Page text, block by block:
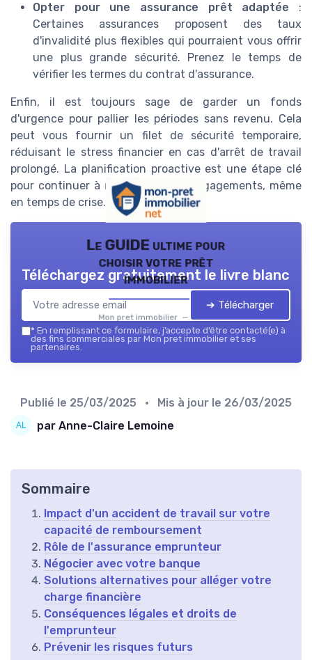
Opter pour une assurance prêt adaptée :
Certaines assurances proposent des taux
d'invalidité plus flexibles qui pourraient vous offrir
une plus grande sécurité. Prenez le temps de
vérifier les termes du contrat d'assurance.
Enfin, il est toujours sage de garder un fonds
d'urgence pour pallier les périodes sans revenu. Cela
peut vous fournir un filet de sécurité temporaire,
réduisant le stress financier en cas d'arrêt de travail
prolongé. La planification proactive est une étape clé
pour continuer à répondre à vos engagements, même
en temps de crise.
Le GUIDE ultime pour
choisir votre prêt
immobilier
Mon pret immobilier — 2026
Téléchargez gratuitement le livre blanc
➔ Télécharger
* En remplissant ce formulaire, j’accepte d’être contacté(e) à
des fins commerciales par Mon pret immobilier et ses
partenaires.
Publié le 25/03/2025 • Mis à jour le 26/03/2025
par Anne-Claire Lemoine
Sommaire
Impact d'un accident de travail sur votre
capacité de remboursement
Rôle de l'assurance emprunteur
Négocier avec votre banque
Solutions alternatives pour alléger votre
charge financière
Conséquences légales et droits de
l'emprunteur
Prévenir les risques futurs